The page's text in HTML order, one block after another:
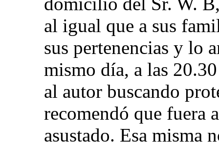
al igual que a sus
sus pertenencias y lo
mismo día, a las
al autor buscando
recomendó que fuera
asustado. Esa misma